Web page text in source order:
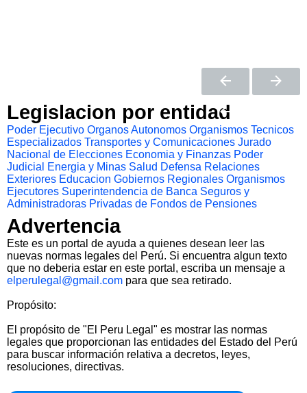
Legislacion por entidad
Poder Ejecutivo Organos Autonomos Organismos Tecnicos
Especializados Transportes y Comunicaciones Jurado
Nacional de Elecciones Economia y Finanzas Poder
Judicial
Energia y Minas Salud Defensa Relaciones
Exteriores Educacion Gobiernos Regionales Organismos
Ejecutores Superintendencia de Banca Seguros y
Administradoras Privadas de Fondos de Pensiones
Advertencia
Este es un portal de ayuda a quienes desean leer las
nuevas normas legales del Perú. Si encuentra algun texto
que no deberia estar en este portal, escriba un mensaje a
elperulegal@gmail.com para que sea retirado.
Propósito:
El propósito de "El Peru Legal" es mostrar las normas
legales que proporcionan las entidades del Estado del Perú
para buscar información relativa a decretos, leyes,
resoluciones, directivas.